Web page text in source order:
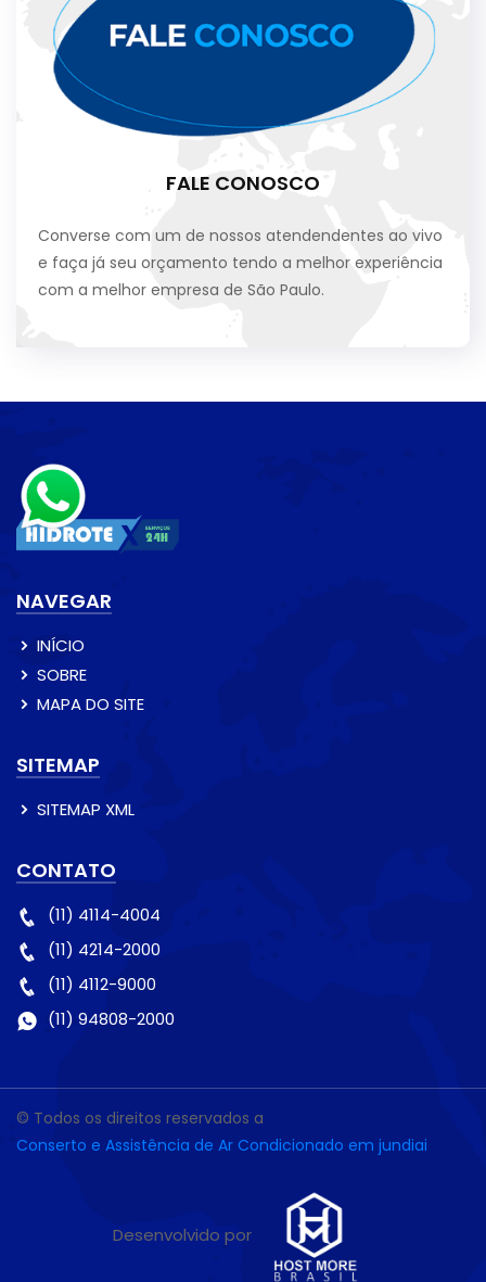
FALE CONOSCO
Converse com um de nossos atendendentes ao vivo
e faça já seu orçamento tendo a melhor experiência
com a melhor empresa de São Paulo.
NAVEGAR
INÍCIO
SOBRE
MAPA DO SITE
SITEMAP
SITEMAP XML
CONTATO
(11) 4114-4004
(11) 4214-2000
(11) 4112-9000
(11) 94808-2000
© Todos os direitos reservados a
Conserto e Assistência de Ar Condicionado em jundiai
Desenvolvido por